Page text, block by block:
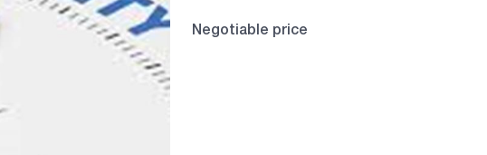
Negotiable price